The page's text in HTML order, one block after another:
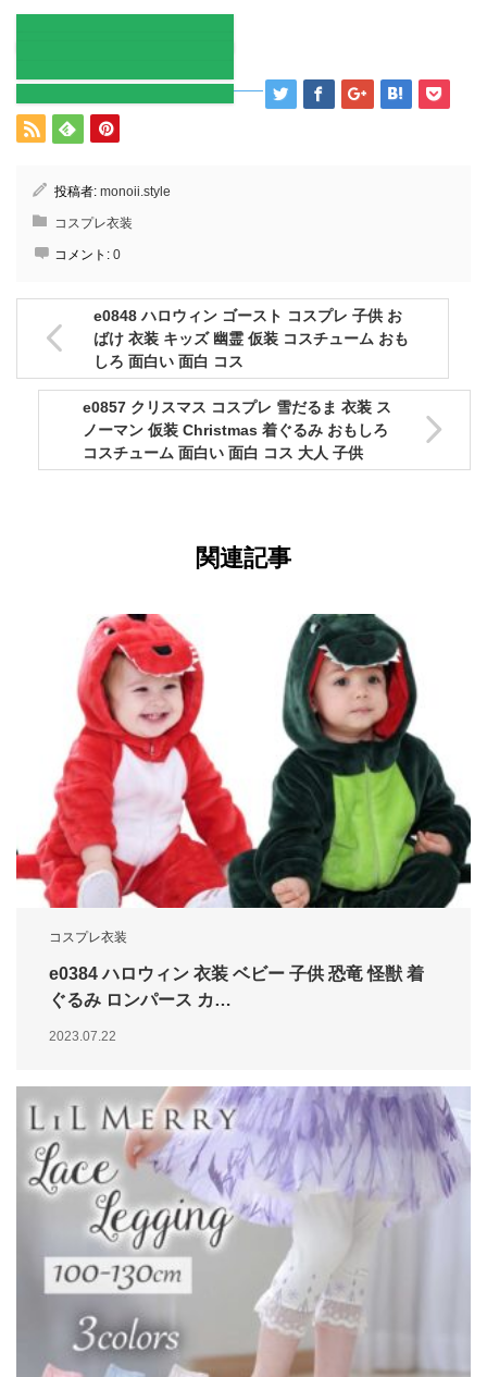
投稿者: monoii.style
コスプレ衣装
コメント: 0
e0848 ハロウィン ゴースト コスプレ 子供 お
ばけ 衣装 キッズ 幽霊 仮装 コスチューム おも
しろ 面白い 面白 コス
e0857 クリスマス コスプレ 雪だるま 衣装 ス
ノーマン 仮装 Christmas 着ぐるみ おもしろ
コスチューム 面白い 面白 コス 大人 子供
関連記事
コスプレ衣装
e0384 ハロウィン 衣装 ベビー 子供 恐竜 怪獣 着
ぐるみ ロンパース カ…
2023.07.22